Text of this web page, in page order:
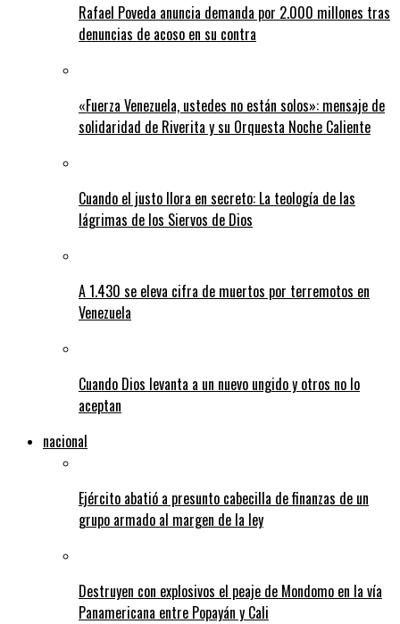
Rafael Poveda anuncia demanda por 2.000 millones tras
denuncias de acoso en su contra
«Fuerza Venezuela, ustedes no están solos»: mensaje de
solidaridad de Riverita y su Orquesta Noche Caliente
Cuando el justo llora en secreto: La teología de las
lágrimas de los Siervos de Dios
A 1.430 se eleva cifra de muertos por terremotos en
Venezuela
Cuando Dios levanta a un nuevo ungido y otros no lo
aceptan
nacional
Ejército abatió a presunto cabecilla de finanzas de un
grupo armado al margen de la ley
Destruyen con explosivos el peaje de Mondomo en la vía
Panamericana entre Popayán y Cali